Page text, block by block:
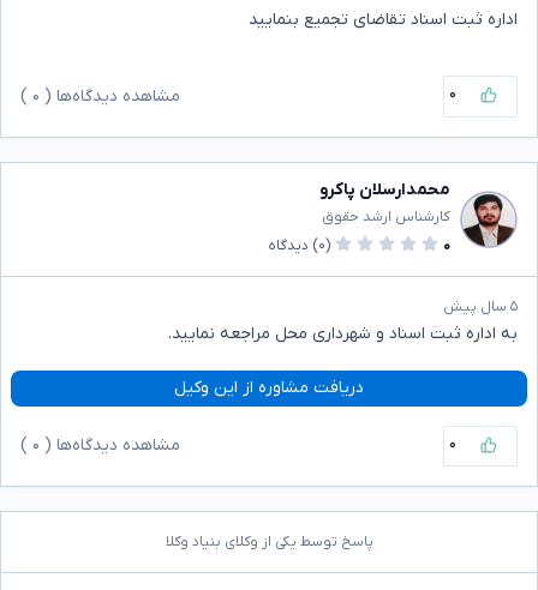
اداره ثبت اسناد تقاضای تجمیع بنمایید
۰ مشاهده دیدگاه‌ها ( ۰
محمدارسلان پاکرو
کارشناس ارشد حقوق
۰
(۰) دیدگاه
۵ سال پیش
به اداره ثبت اسناد و شهرداری محل مراجعه نمایید.
دریافت مشاوره از این وکیل
۰ مشاهده دیدگاه‌ها ( ۰
پاسخ توسط یکی از وکلای بنیاد وکلا